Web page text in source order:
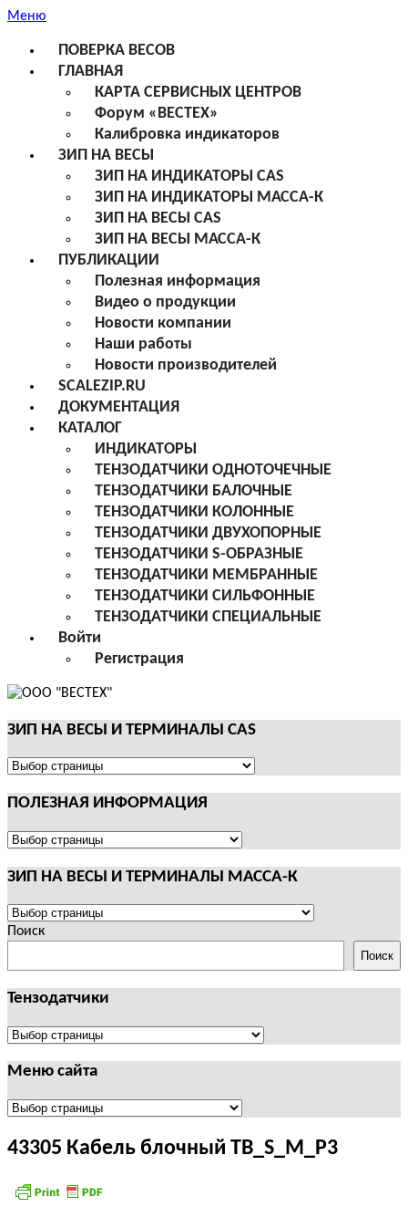
Меню
ПОВЕРКА ВЕСОВ
ГЛАВНАЯ
КАРТА СЕРВИСНЫХ ЦЕНТРОВ
Форум «ВЕСТЕХ»
Калибровка индикаторов
ЗИП НА ВЕСЫ
ЗИП НА ИНДИКАТОРЫ CAS
ЗИП НА ИНДИКАТОРЫ МАССА-К
ЗИП НА ВЕСЫ CAS
ЗИП НА ВЕСЫ МАССА-К
ПУБЛИКАЦИИ
Полезная информация
Видео о продукции
Новости компании
Наши работы
Новости производителей
SCALEZIP.RU
ДОКУМЕНТАЦИЯ
КАТАЛОГ
ИНДИКАТОРЫ
ТЕНЗОДАТЧИКИ ОДНОТОЧЕЧНЫЕ
ТЕНЗОДАТЧИКИ БАЛОЧНЫЕ
ТЕНЗОДАТЧИКИ КОЛОННЫЕ
ТЕНЗОДАТЧИКИ ДВУХОПОРНЫЕ
ТЕНЗОДАТЧИКИ S-ОБРАЗНЫЕ
ТЕНЗОДАТЧИКИ МЕМБРАННЫЕ
ТЕНЗОДАТЧИКИ СИЛЬФОННЫЕ
ТЕНЗОДАТЧИКИ СПЕЦИАЛЬНЫЕ
Войти
Регистрация
ЗИП НА ВЕСЫ И ТЕРМИНАЛЫ CAS
ЗИП
ВЕСЫ
ТЕРМИНАЛЫ
ПОЛЕЗНАЯ ИНФОРМАЦИЯ
ПОЛЕЗНАЯ
ЗИП НА ВЕСЫ И ТЕРМИНАЛЫ МАССА-К
ЗИП
НА
И
ТЕРМИНАЛЫ
МАССА-
Поиск
Поиск
Тензодатчики
Тензодатчики
Меню сайта
Меню
43305 Кабель блочный ТВ_S_M_P3